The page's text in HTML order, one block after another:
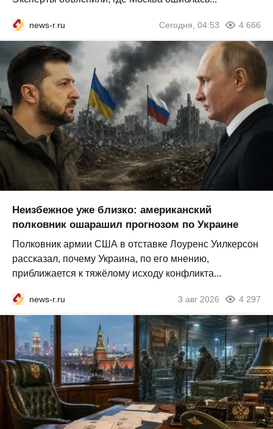
news-r.ru Сегодня, 04:53 4 666
Неизбежное уже близко: американский
полковник ошарашил прогнозом по Украине
Полковник армии США в отставке Лоуренс Уилкерсон
рассказал, почему Украина, по его мнению,
приближается к тяжёлому исходу конфликта...
news-r.ru 3 авг 2026 4 297